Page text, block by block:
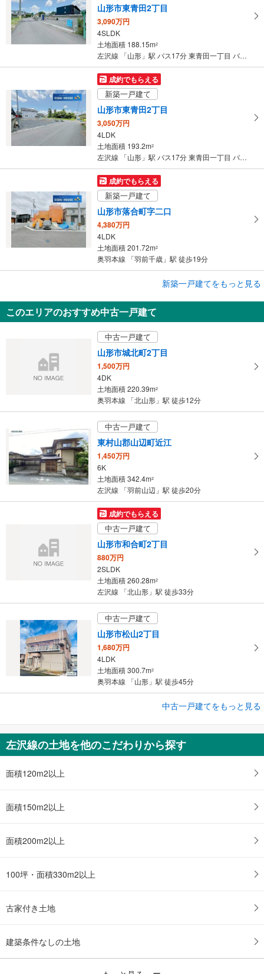
山形市東青田2丁目
3,090万円
4SLDK
土地面積 188.15m2
左沢線 「山形」駅 バス17分 東青田一丁目 バス停下車 徒歩5分
成約でもらえる
新築一戸建て
山形市東青田2丁目
3,050万円
4LDK
土地面積 193.2m2
左沢線 「山形」駅 バス17分 東青田一丁目 バス停下車 徒歩5分
成約でもらえる
新築一戸建て
山形市落合町字二口
4,380万円
4LDK
土地面積 201.72m2
奥羽本線 「羽前千歳」駅 徒歩19分
山形市松波1丁目
4LDK
土地面積 166.33m2
左沢線 「山形」駅 徒歩40分
新築一戸建てをもっと見る
このエリアのおすすめ中古一戸建て
中古一戸建て
山形市城北町2丁目
1,500万円
4DK
土地面積 220.39m2
奥羽本線 「北山形」駅 徒歩12分
中古一戸建て
東村山郡山辺町近江
1,450万円
6K
土地面積 342.4m2
左沢線 「羽前山辺」駅 徒歩20分
成約でもらえる
中古一戸建て
山形市和合町2丁目
880万円
2SLDK
土地面積 260.28m2
左沢線 「北山形」駅 徒歩33分
中古一戸建て
山形市松山2丁目
1,680万円
4LDK
土地面積 300.7m2
奥羽本線 「山形」駅 徒歩45分
1,800万円
6LDK
中古一戸建てをもっと見る
左沢線の土地を他のこだわりから探す
面積120m2以上
面積150m2以上
面積200m2以上
100坪・面積330m2以上
古家付き土地
建築条件なしの土地